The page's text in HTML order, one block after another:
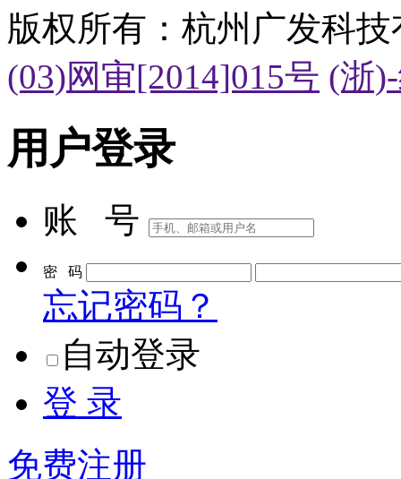
版权所有：杭州广发科
(03)网审[2014]015号 (浙
用户登录
账 号
密 码
忘记密码？
自动登录
登 录